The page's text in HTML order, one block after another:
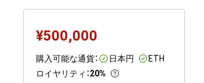
¥500,000
購入可能な通貨： 日本円
ETH
ロイヤリティ ：20%